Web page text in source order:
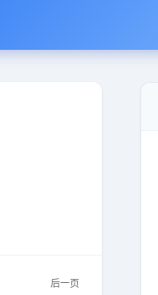
后一页